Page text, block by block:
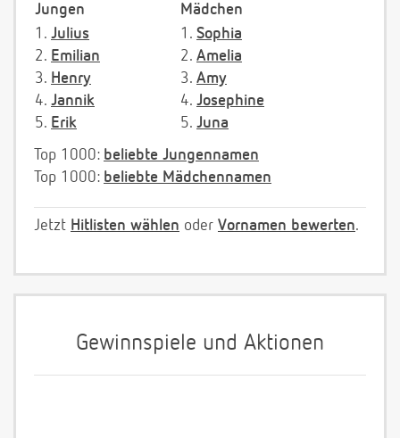
Jungen
Mädchen
1. Julius
2. Emilian
3. Henry
4. Jannik
5. Erik
1. Sophia
2. Amelia
3. Amy
4. Josephine
5. Juna
Top 1000: beliebte Jungennamen
Top 1000: beliebte Mädchennamen
Jetzt Hitlisten wählen oder Vornamen bewerten.
Gewinnspiele und Aktionen